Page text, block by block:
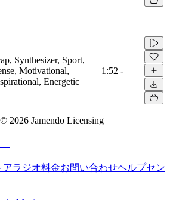
Synthesizer, Sport,
Motivational,
Energetic
1:52 -
© 2026 Jamendo Licensing
アラジオ料金お問い合わせヘルプセン